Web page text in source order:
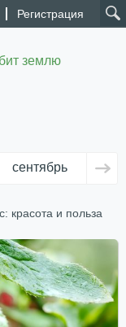
Регистрация
землю
сентябрь
красота и польза